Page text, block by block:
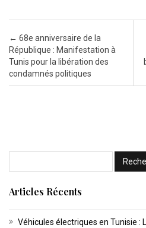
Post navigation
← 68e anniversaire de la
République : Manifestation à
Tunis pour la libération des
condamnés politiques
Articles Récents
Véhicules électriques en Tunisie :